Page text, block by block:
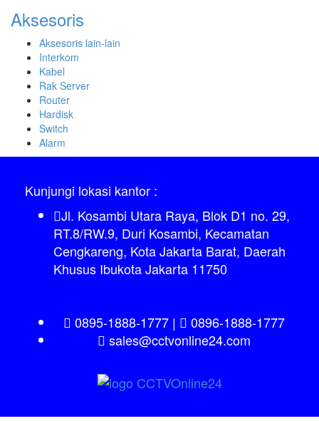
Aksesoris
Aksesoris lain-lain
Interkom
Kabel
Rak Server
Router
Hardisk
Switch
Alarm
Kunjungi lokasi kantor :
Jl. Kosambi Utara Raya, Blok D1 no. 29,
RT.8/RW.9, Duri Kosambi, Kecamatan
Cengkareng, Kota Jakarta Barat, Daerah
Khusus Ibukota Jakarta 11750
0895-1888-1777|
0896-1888-1777
sales@cctvonline24.com